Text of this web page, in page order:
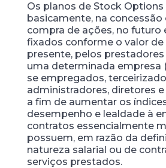
Os planos de Stock
basicamente, na
compra de ações, no futuro
fixados conforme o valor
presente, pelos
uma determinada empresa
se empregados,
administradores, diretores
a fim de aumentar os
desempenho e lealdade à
contratos essencialmente
possuem, em razão da
natureza salarial ou de
serviços prestados.